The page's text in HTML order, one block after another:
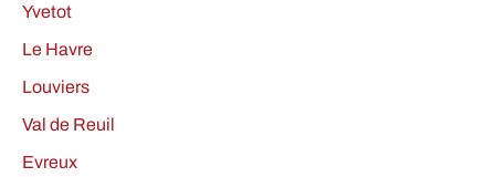
Yvetot
Le Havre
Louviers
Val de Reuil
Evreux